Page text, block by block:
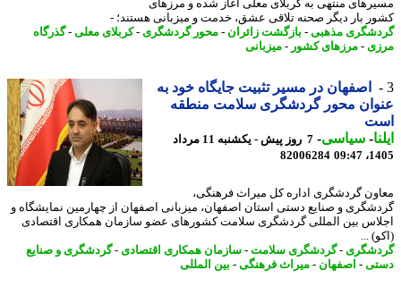
منتهی به کربلای معلی آغاز شده و مرزهای
بار دیگر صحنه تلاقی عشق، خدمت و میزبانی هستند؛ -
مذهبی-بازگشت زائران- محور گردشگری- کربلای معلی-گذرگاه
- مرزهای کشور-میزبانی
اصفهان در مسیر تثبیت جایگاه خود به
محور گردشگری سلامت منطقه
-سیاسی-
7 روز پیش - یکشنبه 11 مرداد
82006284
گردشگری اداره کل میراث فرهنگی،
و صنایع دستی استان اصفهان، میزبانی اصفهان از چهارمین نمایشگاه و
بین المللی گردشگری سلامت کشورهای عضو سازمان همکاری اقتصادی
...
- گردشگری سلامت-سازمان همکاری اقتصادی-گردشگری و صنایع
-اصفهان-میراث فرهنگی-بین المللی